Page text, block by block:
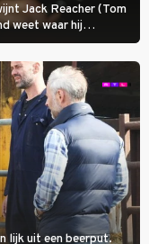
Jack Reacher (Tom
weet waar hij
naar hem vraagt.
lijk uit een beerput.